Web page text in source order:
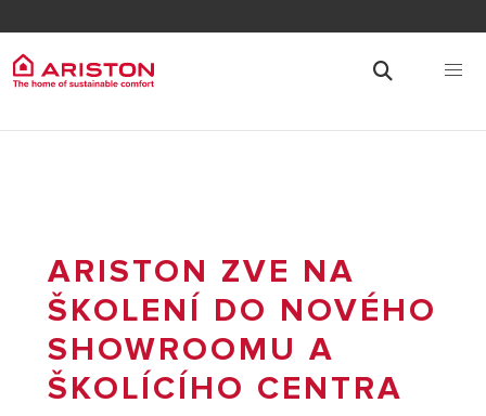
ARISTON ZVE NA
ŠKOLENÍ DO NOVÉHO
SHOWROOMU A
ŠKOLÍCÍHO CENTRA